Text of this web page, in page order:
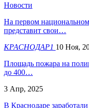
Новости
На первом
представит свои…
КРАСНОДАР1 10 Ноя,
Площадь пожара на
до 400…
3 Апр, 2025
В Краснодаре